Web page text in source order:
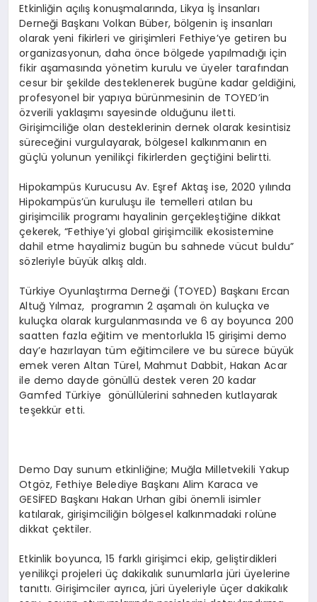
Etkinliğin açılış konuşmalarında, Likya İş İnsanları
Derneği Başkanı Volkan Büber, bölgenin iş insanları
olarak yeni fikirleri ve girişimleri Fethiye’ye getiren bu
organizasyonun, daha önce bölgede yapılmadığı için
fikir aşamasında yönetim kurulu ve üyeler tarafından
cesur bir şekilde desteklenerek bugüne kadar geldiğini,
profesyonel bir yapıya bürünmesinin de TOYED’in
özverili yaklaşımı sayesinde olduğunu iletti.
Girişimciliğe olan desteklerinin dernek olarak kesintisiz
süreceğini vurgulayarak, bölgesel kalkınmanın en
güçlü yolunun yenilikçi fikirlerden geçtiğini belirtti.
Hipokampüs Kurucusu Av. Eşref Aktaş ise, 2020 yılında
Hipokampüs’ün kuruluşu ile temelleri atılan bu
girişimcilik programı hayalinin gerçekleştiğine dikkat
çekerek, “Fethiye’yi global girişimcilik ekosistemine
dahil etme hayalimiz bugün bu sahnede vücut buldu”
sözleriyle büyük alkış aldı.
Türkiye Oyunlaştırma Derneği (TOYED) Başkanı Ercan
Altuğ Yılmaz, programın 2 aşamalı ön kuluçka ve
kuluçka olarak kurgulanmasında ve 6 ay boyunca 200
saatten fazla eğitim ve mentorlukla 15 girişimi demo
day’e hazırlayan tüm eğitimcilere ve bu sürece büyük
emek veren Altan Türel, Mahmut Dabbit, Hakan Acar
ile demo dayde gönüllü destek veren 20 kadar
Gamfed Türkiye gönüllülerini sahneden kutlayarak
teşekkür etti.
Demo Day sunum etkinliğine; Muğla Milletvekili Yakup
Otgöz, Fethiye Belediye Başkanı Alim Karaca ve
GESİFED Başkanı Hakan Urhan gibi önemli isimler
katılarak, girişimciliğin bölgesel kalkınmadaki rolüne
dikkat çektiler.
Etkinlik boyunca, 15 farklı girişimci ekip, geliştirdikleri
yenilikçi projeleri üç dakikalık sunumlarla jüri üyelerine
tanıttı. Girişimciler ayrıca, jüri üyeleriyle üçer dakikalık